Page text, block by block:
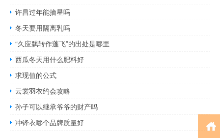
许昌过年能摘星吗
冬天要用隔离乳吗
“久应飘转作蓬飞”的出处是哪里
西瓜冬天用什么肥料好
求现值的公式
云裳羽衣约会攻略
孙子可以继承爷爷的财产吗
冲锋衣哪个品牌质量好